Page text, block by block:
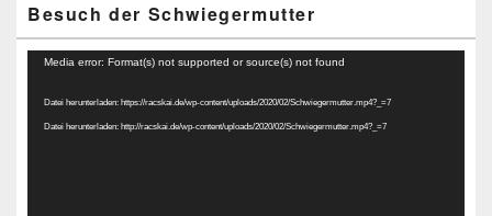
Besuch der Schwiegermutter
Video-
Media error: Format(s) not supported or source(s) not found
Datei herunterladen: https://racskai.de/wp-content/uploads/2020/02/Schwiegermutter.mp4?_=7
Datei herunterladen: http://racskai.de/wp-content/uploads/2020/02/Schwiegermutter.mp4?_=7